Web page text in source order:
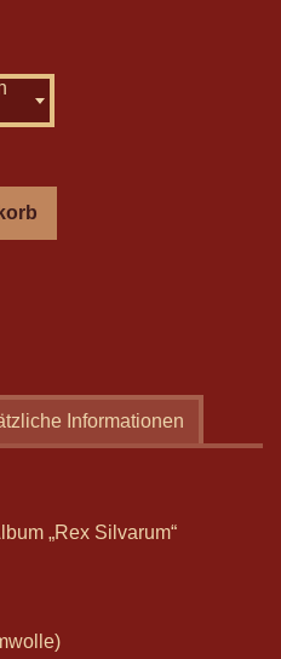
Informationen
„Rex Silvarum“